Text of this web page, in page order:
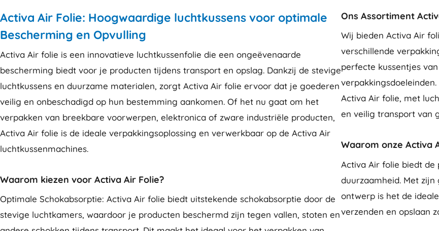
Activa Air Folie: Hoogwaardige luchtkussens voor optimale
Bescherming en Opvulling
Activa Air folie is een innovatieve luchtkussenfolie die een ongeëvenaarde
bescherming biedt voor je producten tijdens transport en opslag. Dankzij de stevige
luchtkussens en duurzame materialen, zorgt Activa Air folie ervoor dat je goederen
veilig en onbeschadigd op hun bestemming aankomen. Of het nu gaat om het
verpakken van breekbare voorwerpen, elektronica of zware industriële producten,
Activa Air folie is de ideale verpakkingsoplossing en verwerkbaar op de Activa Air
luchtkussenmachines.
Waarom kiezen voor Activa Air Folie?
Optimale Schokabsorptie: Activa Air folie biedt uitstekende schokabsorptie door de
stevige luchtkamers, waardoor je producten beschermd zijn tegen vallen, stoten en
Ons Assortiment
Wij bieden Activa Air
verschillende
perfecte kussentjes
Activa Air folie, met
en veilig transport van
Waarom onze Activa
Activa Air folie biedt de
duurzaamheid. Met
ontwerp is het de
verzenden en opslaan